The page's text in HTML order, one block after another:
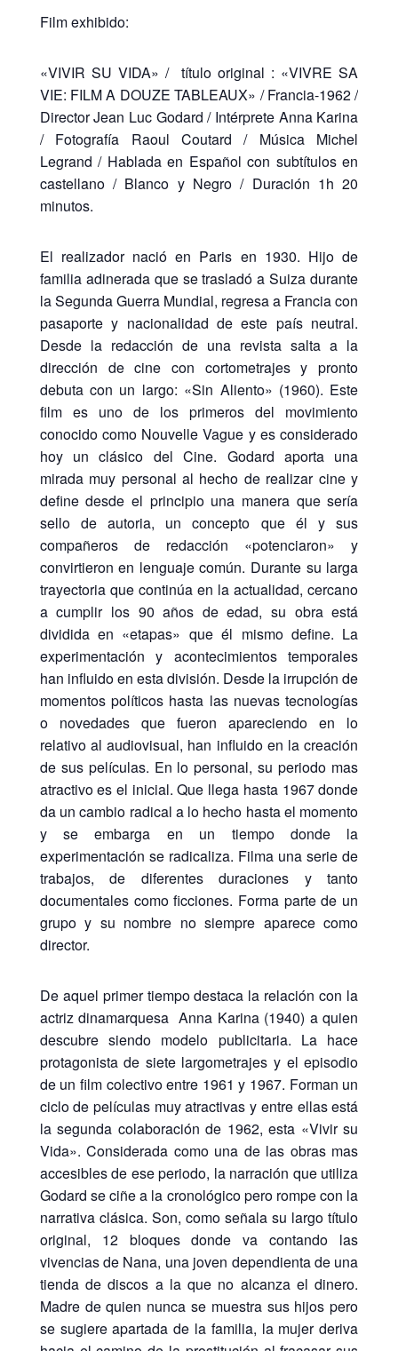
Film exhibido:
«VIVIR SU VIDA» / título original : «VIVRE SA
VIE: FILM A DOUZE TABLEAUX» / Francia-1962 /
Director Jean Luc Godard / Intérprete Anna Karina
/ Fotografía Raoul Coutard / Música Michel
Legrand / Hablada en Español con subtítulos en
castellano / Blanco y Negro / Duración 1h 20
minutos.
El realizador nació en Paris en 1930. Hijo de
familia adinerada que se trasladó a Suiza durante
la Segunda Guerra Mundial, regresa a Francia con
pasaporte y nacionalidad de este país neutral.
Desde la redacción de una revista salta a la
dirección de cine con cortometrajes y pronto
debuta con un largo: «Sin Aliento» (1960). Este
film es uno de los primeros del movimiento
conocido como Nouvelle Vague y es considerado
hoy un clásico del Cine. Godard aporta una
mirada muy personal al hecho de realizar cine y
define desde el principio una manera que sería
sello de autoria, un concepto que él y sus
compañeros de redacción «potenciaron» y
convirtieron en lenguaje común. Durante su larga
trayectoria que continúa en la actualidad, cercano
a cumplir los 90 años de edad, su obra está
dividida en «etapas» que él mismo define. La
experimentación y acontecimientos temporales
han influido en esta división. Desde la irrupción de
momentos políticos hasta las nuevas tecnologías
o novedades que fueron apareciendo en lo
relativo al audiovisual, han influido en la creación
de sus películas. En lo personal, su periodo mas
atractivo es el inicial. Que llega hasta 1967 donde
da un cambio radical a lo hecho hasta el momento
y se embarga en un tiempo donde la
experimentación se radicaliza. Filma una serie de
trabajos, de diferentes duraciones y tanto
documentales como ficciones. Forma parte de un
grupo y su nombre no siempre aparece como
director.
De aquel primer tiempo destaca la relación con la
actriz dinamarquesa Anna Karina (1940) a quien
descubre siendo modelo publicitaria. La hace
protagonista de siete largometrajes y el episodio
de un film colectivo entre 1961 y 1967. Forman un
ciclo de películas muy atractivas y entre ellas está
la segunda colaboración de 1962, esta «Vivir su
Vida». Considerada como una de las obras mas
accesibles de ese periodo, la narración que utiliza
Godard se ciñe a la cronológico pero rompe con la
narrativa clásica. Son, como señala su largo título
original, 12 bloques donde va contando las
vivencias de Nana, una joven dependienta de una
tienda de discos a la que no alcanza el dinero.
Madre de quien nunca se muestra sus hijos pero
se sugiere apartada de la familia, la mujer deriva